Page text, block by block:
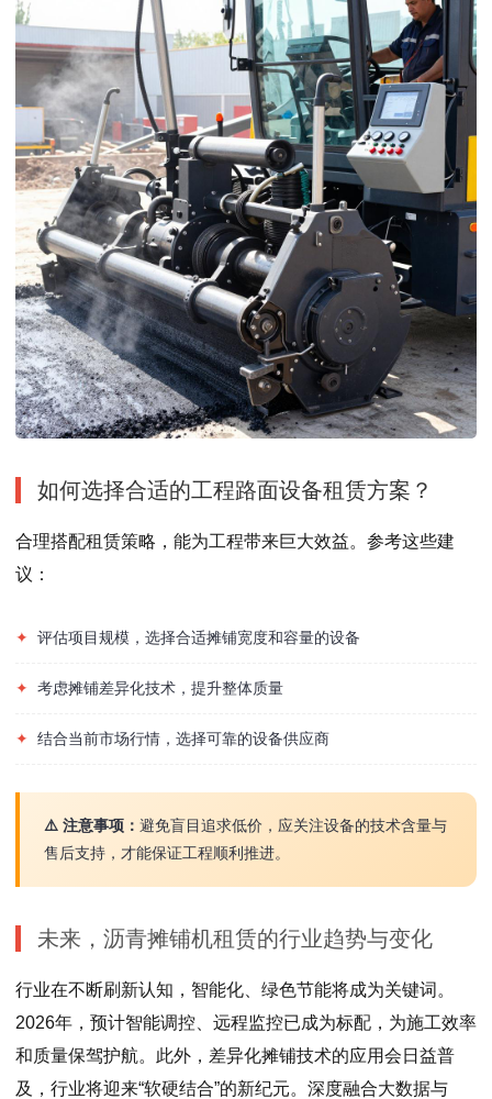
如何选择合适的工程路面设备租赁方案？
合理搭配租赁策略，能为工程带来巨大效益。参考这些建
议：
✦ 评估项目规模，选择合适摊铺宽度和容量的设备
✦ 考虑摊铺差异化技术，提升整体质量
✦ 结合当前市场行情，选择可靠的设备供应商
⚠️ 注意事项： 避免盲目追求低价，应关注设备的技术含量与
售后支持，才能保证工程顺利推进。
未来，沥青摊铺机租赁的行业趋势与变化
行业在不断刷新认知，智能化、绿色节能将成为关键词。
2026年，预计智能调控、远程监控已成为标配，为施工效率
和质量保驾护航。此外，差异化摊铺技术的应用会日益普
及，行业将迎来“软硬结合”的新纪元。深度融合大数据与